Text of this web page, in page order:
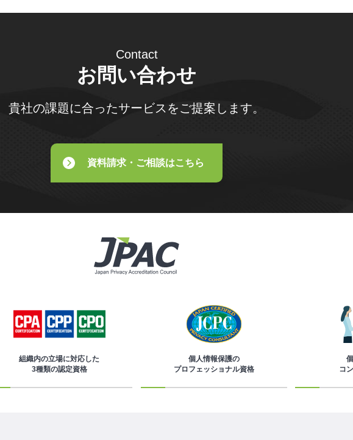
Contact
お問い合わせ
貴社の課題に合ったサービスをご提案します。
資料請求・ご相談はこちら
組織内の立場に対応した
3種類の認定資格
個人情報保護の
プロフェッショナル資格
コ